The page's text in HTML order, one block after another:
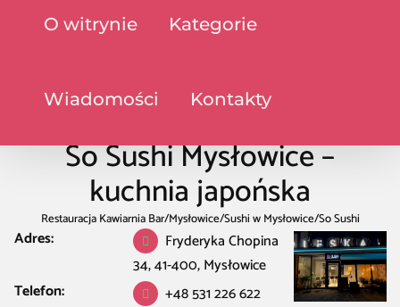
O witrynie Kategorie
Wiadomości Kontakty
So Sushi Mysłowice –
kuchnia japońska
Restauracja Kawiarnia Bar/Mysłowice/Sushi w Mysłowice/So Sushi
Mysłowice – kuchnia japońska
Adres:
Fryderyka Chopina
34, 41-400, Mysłowice
Telefon:
+48 531 226 622